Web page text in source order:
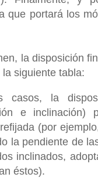
que portará los
la disposición
la siguiente tabla:
casos, la
e inclinación)
(por
la pendiente de
inclinados,
éstos).